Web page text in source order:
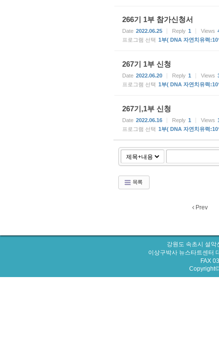
266기 1부 참가신청서
Date 2022.06.25 Reply 1 Views
프로그램 선택 1부( DNA 자연치유력:10
267기 1부 신청
Date 2022.06.20 Reply 1 Views
프로그램 선택 1부( DNA 자연치유력:10
267기,1부 신청
Date 2022.06.16 Reply 1 Views
프로그램 선택 1부( DNA 자연치유력:10
목록
Prev
강원도 속초시 설
이상구박사 뉴스타트센터
FAX